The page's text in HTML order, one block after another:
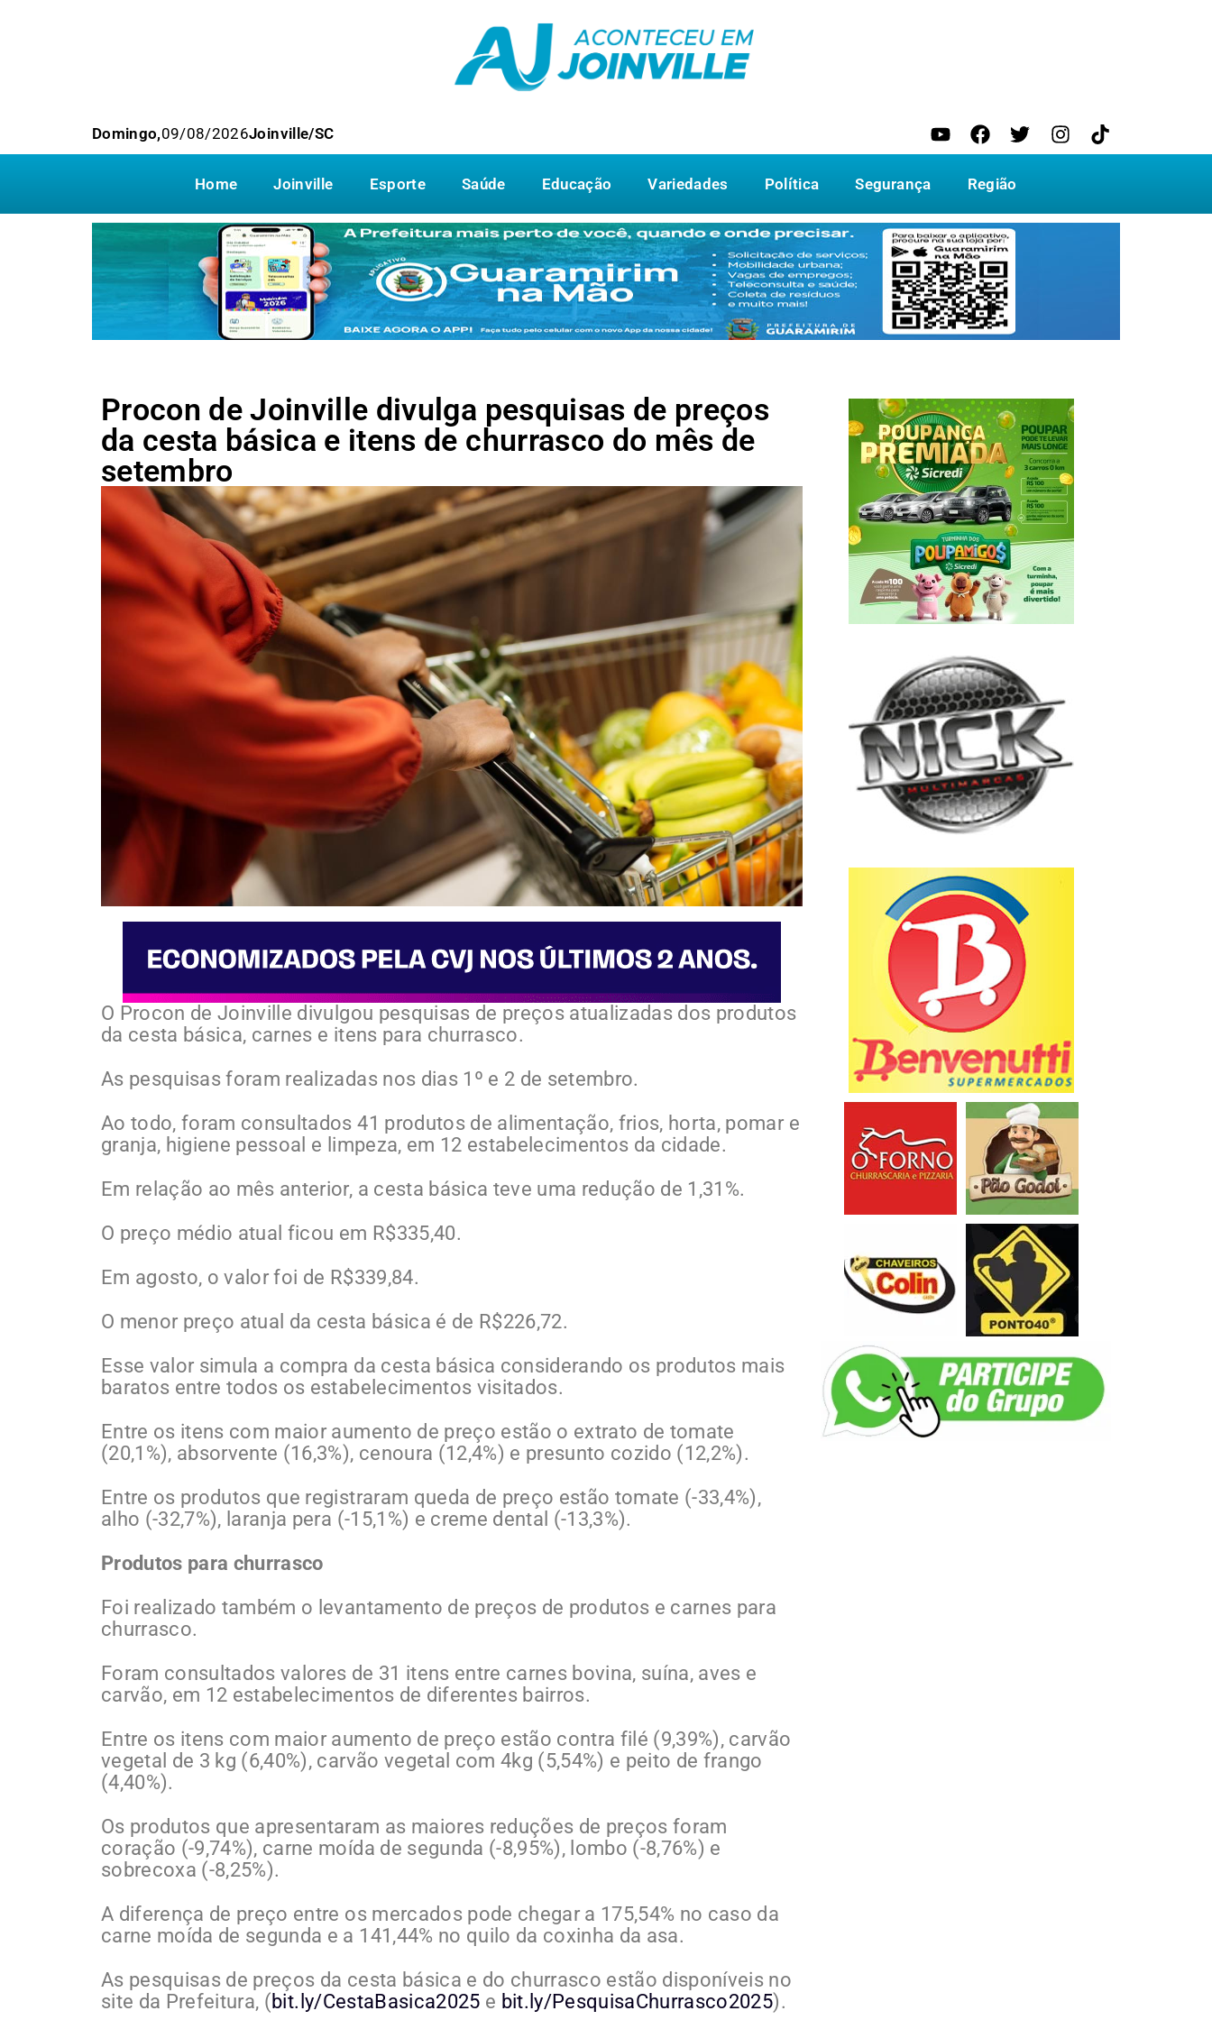
Domingo,09/08/2026Joinville/SC
Home Joinville Esporte Saúde Educação Variedades Política Segurança Região
Procon de Joinville divulga pesquisas de preços
da cesta básica e itens de churrasco do mês de
setembro
O Procon de Joinville divulgou pesquisas de preços atualizadas dos produtos
da cesta básica, carnes e itens para churrasco.
As pesquisas foram realizadas nos dias 1º e 2 de setembro.
Ao todo, foram consultados 41 produtos de alimentação, frios, horta, pomar e
granja, higiene pessoal e limpeza, em 12 estabelecimentos da cidade.
Em relação ao mês anterior, a cesta básica teve uma redução de 1,31%.
O preço médio atual ficou em R$335,40.
Em agosto, o valor foi de R$339,84.
O menor preço atual da cesta básica é de R$226,72.
Esse valor simula a compra da cesta básica considerando os produtos mais
baratos entre todos os estabelecimentos visitados.
Entre os itens com maior aumento de preço estão o extrato de tomate
(20,1%), absorvente (16,3%), cenoura (12,4%) e presunto cozido (12,2%).
Entre os produtos que registraram queda de preço estão tomate (-33,4%),
alho (-32,7%), laranja pera (-15,1%) e creme dental (-13,3%).
Produtos para churrasco
Foi realizado também o levantamento de preços de produtos e carnes para
churrasco.
Foram consultados valores de 31 itens entre carnes bovina, suína, aves e
carvão, em 12 estabelecimentos de diferentes bairros.
Entre os itens com maior aumento de preço estão contra filé (9,39%), carvão
vegetal de 3 kg (6,40%), carvão vegetal com 4kg (5,54%) e peito de frango
(4,40%).
Os produtos que apresentaram as maiores reduções de preços foram
coração (-9,74%), carne moída de segunda (-8,95%), lombo (-8,76%) e
sobrecoxa (-8,25%).
A diferença de preço entre os mercados pode chegar a 175,54% no caso da
carne moída de segunda e a 141,44% no quilo da coxinha da asa.
As pesquisas de preços da cesta básica e do churrasco estão disponíveis no
site da Prefeitura, ( bit.ly/CestaBasica2025 e bit.ly/PesquisaChurrasco2025).